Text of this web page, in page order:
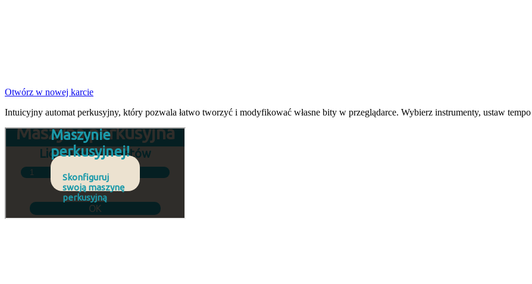
Otwórz w nowej karcie
Intuicyjny automat perkusyjny, który pozwala łatwo tworzyć i modyfikować własne bity w przeglądarce. Wybierz instrumenty, ustaw